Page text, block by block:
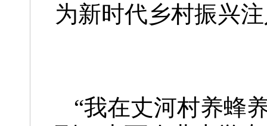
为新时代乡村振兴
“我在丈河村养蜂